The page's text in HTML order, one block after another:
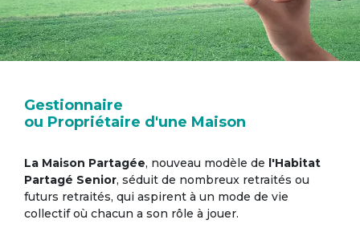
Gestionnaire
ou Propriétaire d'une Maison
La Maison Partagée, nouveau modèle de l'Habitat
Partagé Senior, séduit de nombreux retraités ou
futurs retraités, qui aspirent à un mode de vie
collectif où chacun a son rôle à jouer.